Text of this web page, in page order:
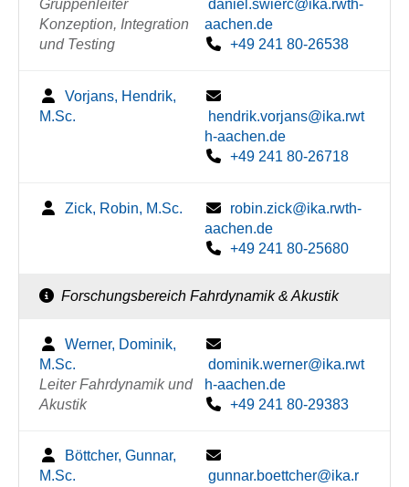
Gruppenleiter
Konzeption, Integration
und Testing
daniel.swierc@ika.rwth-
aachen.de
+49 241 80-26538
Vorjans, Hendrik,
M.Sc.
hendrik.vorjans@ika.rwt
h-aachen.de
+49 241 80-26718
Zick, Robin, M.Sc.
robin.zick@ika.rwth-
aachen.de
+49 241 80-25680
Forschungsbereich Fahrdynamik & Akustik
Werner, Dominik,
M.Sc.
Leiter Fahrdynamik und
Akustik
dominik.werner@ika.rwt
h-aachen.de
+49 241 80-29383
Böttcher, Gunnar,
M.Sc.
gunnar.boettcher@ika.r